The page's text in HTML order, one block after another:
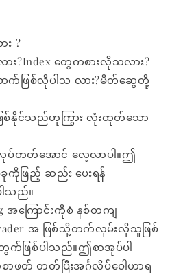
း ?
း?Index တွေကစားလိုသလား?
က်ဖြစ်လိုပါသ လား?မိတ်ဆွေတို့
စ်နိုင်သည်ဟုကြွား လုံးထုတ်သော
ပ်တတ်အောင် လေ့လာပါ။ဤ
ဖြည့် ဆည်း ပေးရန်
ါသည်။
ကြောင်းကိုစံ နစ်တကျ
အ ဖြစ်သို့တက်လှမ်းလိုသူဖြစ်
ြစ်ပါသည်။ဤစာအုပ်ပါ
စာဖတ် တတ်ပြီးအင်္ဂလိပ်ဝေါဟာရ